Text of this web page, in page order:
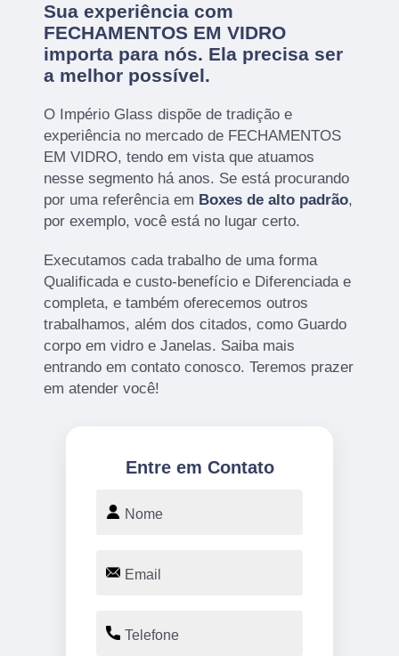
Sua experiência com
FECHAMENTOS EM VIDRO
importa para nós. Ela precisa ser
a melhor possível.
O Império Glass dispõe de tradição e
experiência no mercado de FECHAMENTOS
EM VIDRO, tendo em vista que atuamos
nesse segmento há anos. Se está procurando
por uma referência em Boxes de alto padrão,
por exemplo, você está no lugar certo.
Executamos cada trabalho de uma forma
Qualificada e custo-benefício e Diferenciada e
completa, e também oferecemos outros
trabalhamos, além dos citados, como Guardo
corpo em vidro e Janelas. Saiba mais
entrando em contato conosco. Teremos prazer
em atender você!
Entre em Contato